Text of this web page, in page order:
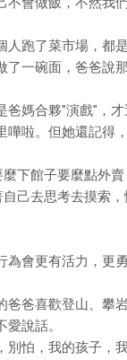
人跑了菜市場，都
了一碗面，爸爸說
爸媽合夥"演戲"，才
嘩啦。但她還記得
下館子要麼點外賣
己去思考去摸索，
為會更有活力，更勇
爸爸喜歡登山、攀
說話。
別怕，我的孩子，